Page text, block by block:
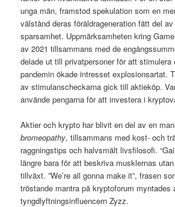
unga män, framstod spekulation som en
välstånd deras föräldrageneration fått del
sparsamhet. Uppmärksamheten kring
av 2021 tillsammans med de
delade ut till privatpersoner för att stimulera
pandemin ökade intresset explosionsartat.
av stimulanscheckarna gick till aktieköp.
använde pengarna för att investera i
Aktier och krypto har blivit en del av en
bromeopathy, tillsammans med kost- och
raggningstips och halvsmält livsfilosofi.
längre bara för att beskriva musklernas
tillväxt. ”We’re all gonna make it”, frasen
tröstande mantra på kryptoforum myntades
tyngdlyftningsinfluencern Zyzz.